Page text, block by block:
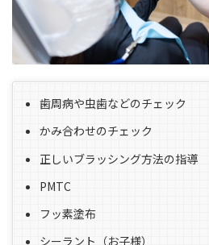
歯周病や虫歯などのチェック
かみ合わせのチェック
正しいブラッシング方法の指導
PMTC
フッ素塗布
シーラント（お子様）